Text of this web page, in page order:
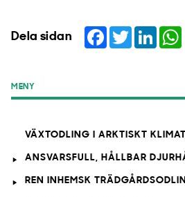
Dela sidan Facebook
Twitter
MENY
VÄXTODLING I ARKTISKT KLIMAT
ANSVARSFULL, HÅLLBAR
REN INHEMSK